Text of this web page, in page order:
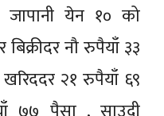
येन १० को
नौ रुपैयाँ ३३
२१ रुपैयाँ ६९